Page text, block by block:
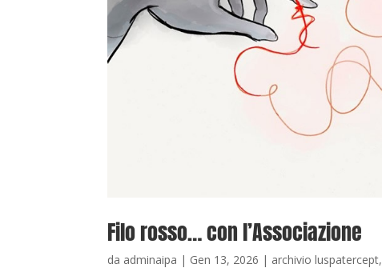
Filo rosso… con l’Associazione
da adminaipa | Gen 13, 2026 | archivio luspatercept,